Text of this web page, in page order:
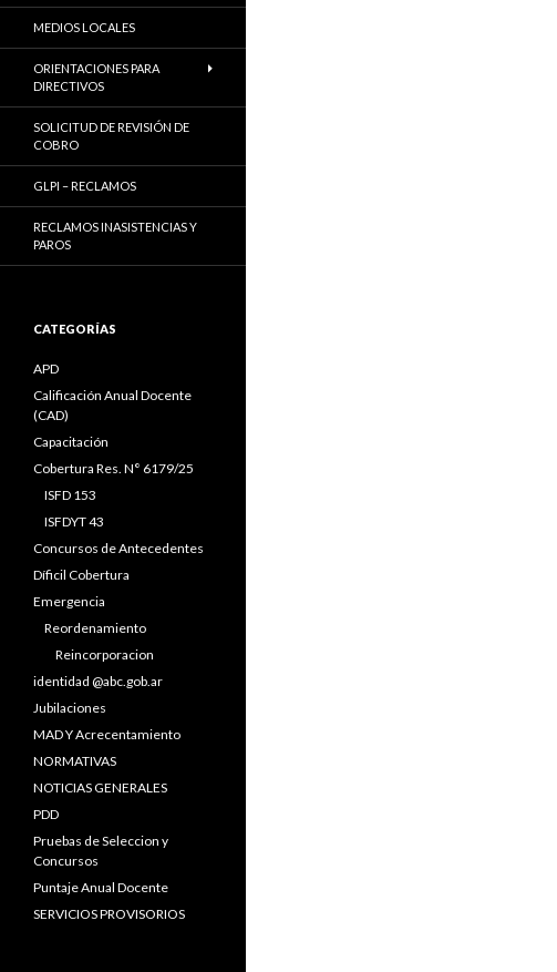
MEDIOS LOCALES
ORIENTACIONES PARA
DIRECTIVOS
SOLICITUD DE REVISIÓN DE
COBRO
GLPI – RECLAMOS
RECLAMOS INASISTENCIAS Y
PAROS
CATEGORÍAS
APD
Calificación Anual Docente
(CAD)
Capacitación
Cobertura Res. N° 6179/25
ISFD 153
ISFDYT 43
Concursos de Antecedentes
Díficil Cobertura
Emergencia
Reordenamiento
Reincorporacion
identidad @abc.gob.ar
Jubilaciones
MAD Y Acrecentamiento
NORMATIVAS
NOTICIAS GENERALES
PDD
Pruebas de Seleccion y
Concursos
Puntaje Anual Docente
SERVICIOS PROVISORIOS